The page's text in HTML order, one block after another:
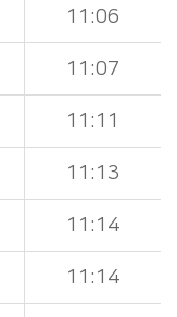
11:06
11:07
11:11
11:13
11:14
11:14